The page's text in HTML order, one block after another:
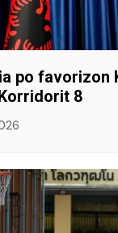
po favorizon
8